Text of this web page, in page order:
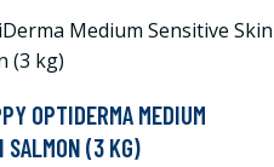
OPTIDERMA MEDIUM
SALMON (3 KG)